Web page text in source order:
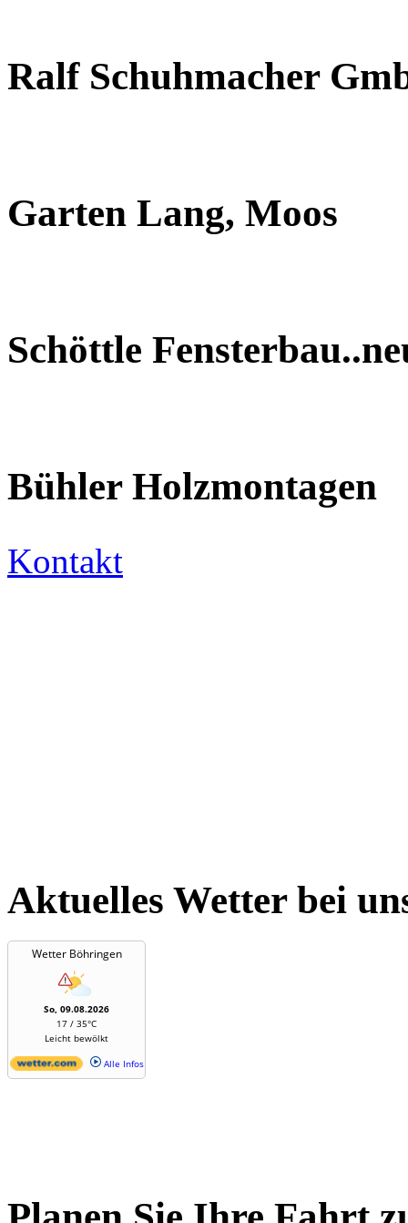
Ralf Schuhmacher
Garten Lang, Moos
Schöttle
Bühler Holzmontagen
Kontakt
Aktuelles Wetter bei
Wetter Böhringen
So, 09.08.2026
17 / 35°C
Leicht bewölkt
Alle Infos